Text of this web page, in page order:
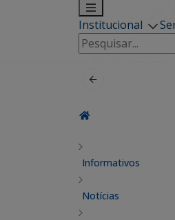
Institucional
Pesquisar
por:
Informativos
Notícias